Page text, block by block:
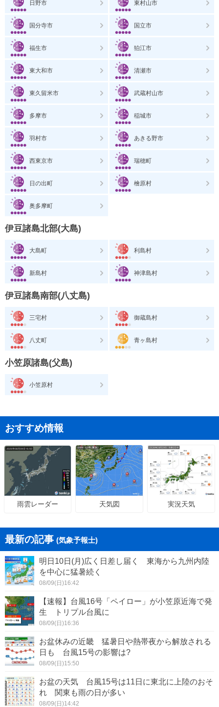
日野市 東村山市
国分寺市 国立市
福生市 狛江市
東大和市 清瀬市
東久留米市 武蔵村山市
多摩市 稲城市
羽村市 あきる野市
西東京市 瑞穂町
日の出町 檜原村
奥多摩町
伊豆諸島北部(大島)
大島町 利島村
新島村 神津島村
伊豆諸島南部(八丈島)
三宅村 御蔵島村
八丈町 青ヶ島村
小笠原諸島(父島)
小笠原村
おすすめ情報
雨雲レーダー 天気図 実況天気
最新の記事 (気象予報士)
明日10日(月)広く日差し届く 東海から九州内陸
を中心に猛暑続く
08/09(日)16:42
【速報】台風16号「ペイロー」が小笠原近海で発
生 トリプル台風に
08/09(日)16:36
お盆休みの近畿 猛暑日や熱帯夜から解放される
日も 台風15号の影響は?
08/09(日)15:50
お盆の天気 台風15号は11日に東北に上陸のおそ
れ 関東も雨の日が多い
08/09(日)14:42